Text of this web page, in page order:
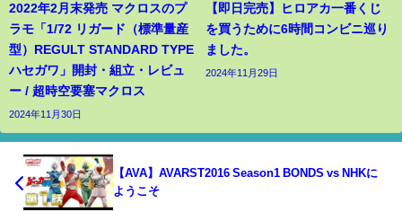
2022年2月末発売 マクロスのプ
ラモ「1/72 リガード（標準量産
型）REGULT STANDARD TYPE
ハセガワ」開封・組立・レビュ
ー / 超時空要塞マクロス
2024年11月30日
【即日完売】ヒロアカ一番くじ
を買うために6時間コンビニ巡り
ました。
2024年11月29日
【AVA】AVARST2016 Season1 BONDS vs NHKに
ようこそ